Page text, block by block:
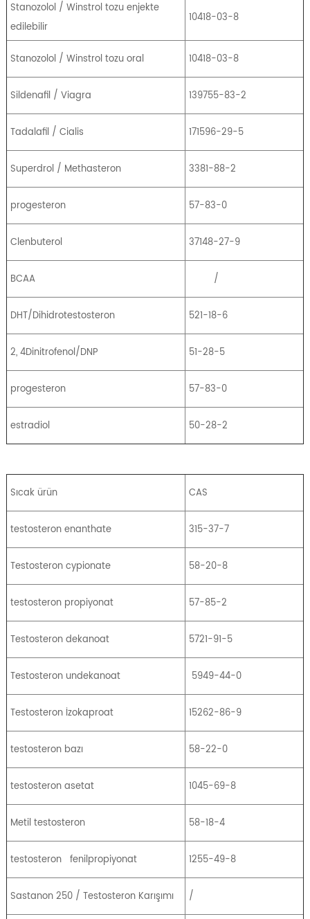
Stanozolol / Winstrol tozu enjekte
edilebilir
10418-03-8
Stanozolol / Winstrol tozu oral 10418-03-8
Sildenafil / Viagra 139755-83-2
Tadalafil / Cialis 171596-29-5
Superdrol / Methasteron 3381-88-2
progesteron 57-83-0
Clenbuterol 37148-27-9
BCAA /
DHT/Dihidrotestosteron 521-18-6
2, 4Dinitrofenol/DNP 51-28-5
progesteron 57-83-0
estradiol 50-28-2
Sıcak ürün CAS
testosteron enanthate 315-37-7
Testosteron cypionate 58-20-8
testosteron propiyonat 57-85-2
Testosteron dekanoat 5721-91-5
Testosteron undekanoat 5949-44-0
Testosteron İzokaproat 15262-86-9
testosteron bazı 58-22-0
testosteron asetat 1045-69-8
Metil testosteron 58-18-4
testosteron fenilpropiyonat 1255-49-8
Sastanon 250 / Testosteron Karışımı /